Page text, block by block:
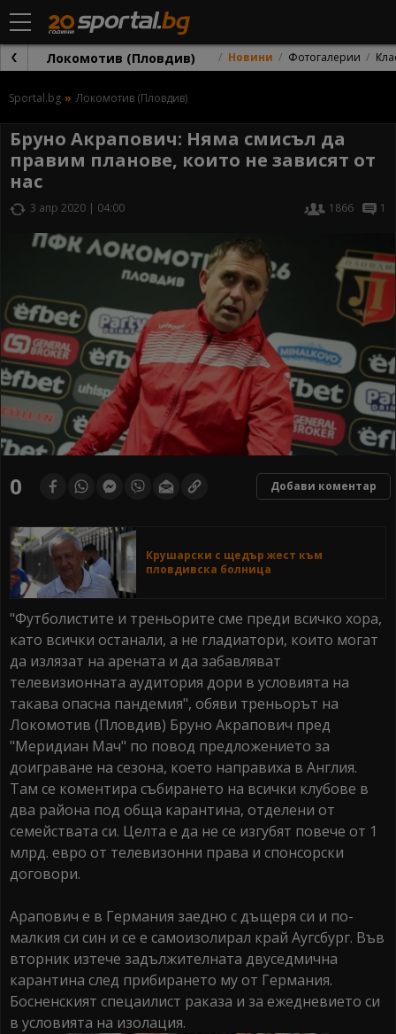
Локомотив (Пловдив) Новини Фотогалерии
Sportal.bg Локомотив (Пловдив)
Бруно Акрапович: Няма смисъл да
правим планове, които не зависят от
нас
3 апр 2020 | 04:00 1866 1
0 Добави коментар
Крушарски с щедър жест към
пловдивска болница
"Футболистите и треньорите сме преди всичко хора,
като всички останали, а не гладиатори, които могат
да излязат на арената и да забавляват
телевизионната аудитория дори в условията на
такава опасна пандемия", обяви треньорът на
Локомотив (Пловдив) Бруно Акрапович пред
"Меридиан Мач" по повод предложението за
доиграване на сезона, което направиха в Англия.
Там се коментира събирането на всички клубове в
два района под обща карантина, отделени от
семействата си. Целта е да не се изгубят повече от 1
млрд. евро от телевизонни права и спонсорски
договори.
Арапович е в Германия заедно с дъщеря си и по-
малкия си син и се е самоизолирал край Аугсбург. Във
вторник изтече задължителната двуседмична
карантина след прибирането му от Германия.
Босненският спецаилист раказа и за ежедневието си
в условията на изолация.